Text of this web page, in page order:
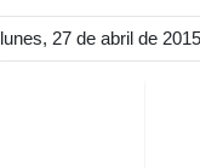
lunes, 27 de abril de 2015